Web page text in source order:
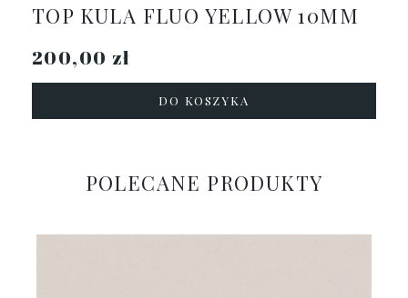
TOP KULA FLUO YELLOW 10MM
200,00 zł
DO KOSZYKA
POLECANE PRODUKTY